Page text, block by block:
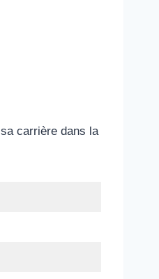
carrière dans la